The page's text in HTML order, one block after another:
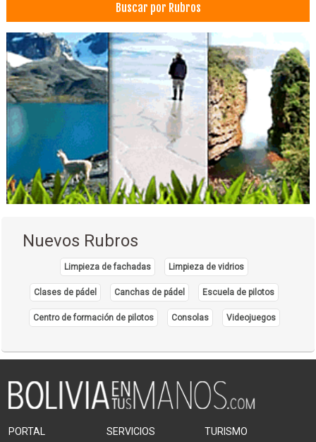
Buscar por Rubros
Nuevos Rubros
Limpieza de fachadas Limpieza de vidrios
Clases de pádel Canchas de pádel Escuela de pilotos
Centro de formación de pilotos Consolas Videojuegos
PORTAL SERVICIOS TURISMO